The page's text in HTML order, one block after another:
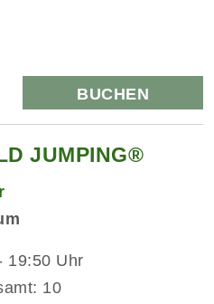
BUCHEN
JUMPING®
19:50 Uhr
10